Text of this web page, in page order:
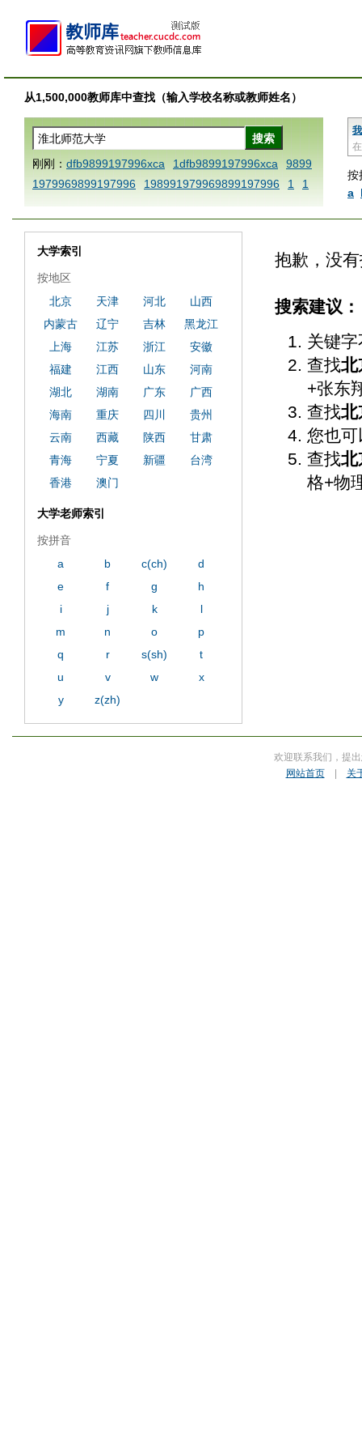
从1,500,000教师库中查找（输入学校名称或教师姓名）
按
a
刚刚： dfb9899197996xca 1dfb9899197996xca
9899
1979969899197996
198991979969899197996 1
1
AAABBBCCCdefine blablaenddefine dfbxyzendtemplat
1dfbmath key98991 methodmultiply operand97996x
1dfbxca12
3
1dfbzzzzzzzzbbbccccdddeeexcareplacezo
b 9899197996 xca
AAABBBCCCdefine blablaenddefin
e dfbxyzendtemplate dfbCCCBBBAAA
7996x
dfbabctitlexca
dfbmath key98991 methodmulti
ply operand97996xca
dfbsetx9899197996xxca
抱歉，没
搜索建议：
关键
查找北
+张东
查找北
您也
查找北
格+物
大学索引
按地区
北京
天津 河北
山西
内蒙古
辽宁 吉林
黑龙江
上海
江苏 浙江
安徽
福建
江西 山东
河南
湖北
湖南 广东
广西
海南
重庆 四川
贵州
云南
西藏 陕西
甘肃
青海
宁夏 新疆
台湾
香港
澳门
大学老师索引
按拼音
a
b c(ch)
d
e
f g
h
i
j k
l
m
n o
p
q
r s(sh)
t
u
v w
x
y
z(zh)
欢迎联系我们，提
网站首页| 关